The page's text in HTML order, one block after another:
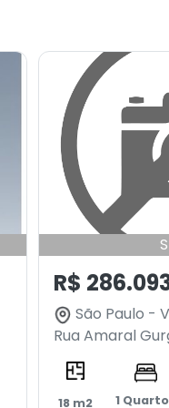
R$
São Paulo -
Rua Amaral
18 m2 1